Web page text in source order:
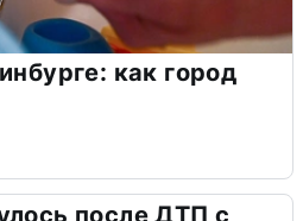
как город
после ДТП с